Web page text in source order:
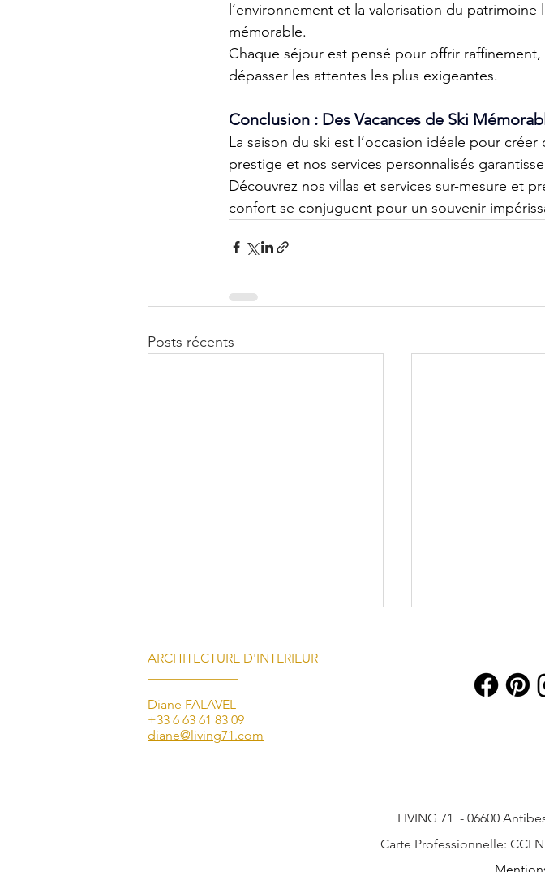
l’environnement et la valorisation du
mémorable.
Chaque séjour est pensé pour offrir
dépasser les attentes les plus exigeantes.
Conclusion : Des Vacances de Ski
La saison du ski est l’occasion idéale pour
prestige et nos services personnalisés
Découvrez nos villas et services sur-mesure et
confort se conjuguent pour un souvenir
Posts récents
luxe
ARCHITECTURE D'INTERIEUR
Diane FALAVEL
+33 6 63 61 83 09
diane@living71.com
LIVING 71 - 06600
Carte Professionnelle: CCI